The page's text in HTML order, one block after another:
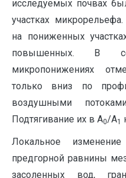
исследуемых почвах
участках
на пониженных
повышенных. В
микропонижениях
только вниз по
воздушными
Подтягивание их в А0/А1
Локальное
предгорной равнины
засоленных вод,